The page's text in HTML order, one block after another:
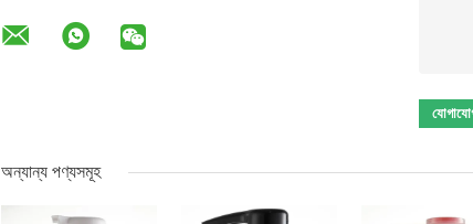
অন্যান্য পণ্যসমূহ